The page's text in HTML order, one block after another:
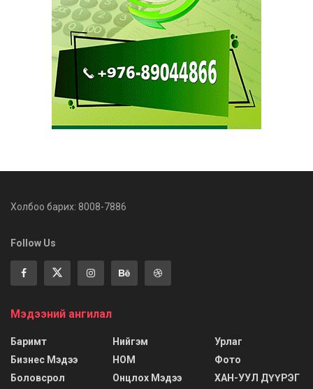
Холбоо барих: 8008-7886
Follow Us
Мэдээний ангилал
Баримт
Бизнес Мэдээ
Боловсрол
Нийгэм
НОМ
Онцлох Мэдээ
Урлаг
Фото
ХАН-УУЛ ДҮҮРЭГ